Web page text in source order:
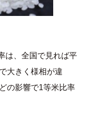
は、全国で見れば平
大きく様相が違
の影響で1等米比率